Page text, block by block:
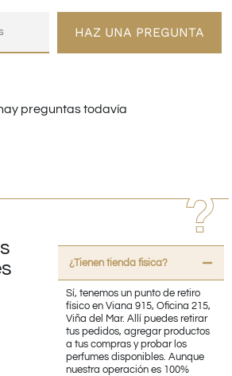
HAZ UNA PREGUNTA
preguntas todavía
¿Tienen tienda fisica?
Sí, tenemos un punto de retiro
físico en Viana 915, Oficina 215,
Viña del Mar. Allí puedes retirar
tus pedidos, agregar productos
a tus compras y probar los
perfumes disponibles. Aunque
nuestra operación es 100%